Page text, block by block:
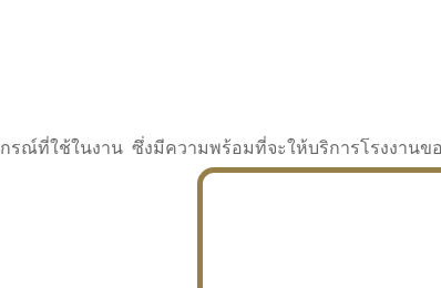
รณ์ที่ใช้ในงาน ซึ่งมีความพร้อมที่จะให้บริการโรงงานข